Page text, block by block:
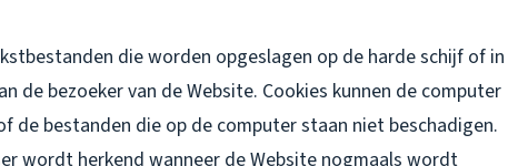
die worden opgeslagen op de harde schijf of in
de bezoeker van de Website. Cookies kunnen de computer
de bestanden die op de computer staan niet beschadigen.
wordt herkend wanneer de Website nogmaals wordt